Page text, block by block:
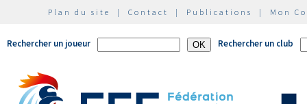
Plan du site | Contact | Publications | Mon
Rechercher un joueur Rechercher un club